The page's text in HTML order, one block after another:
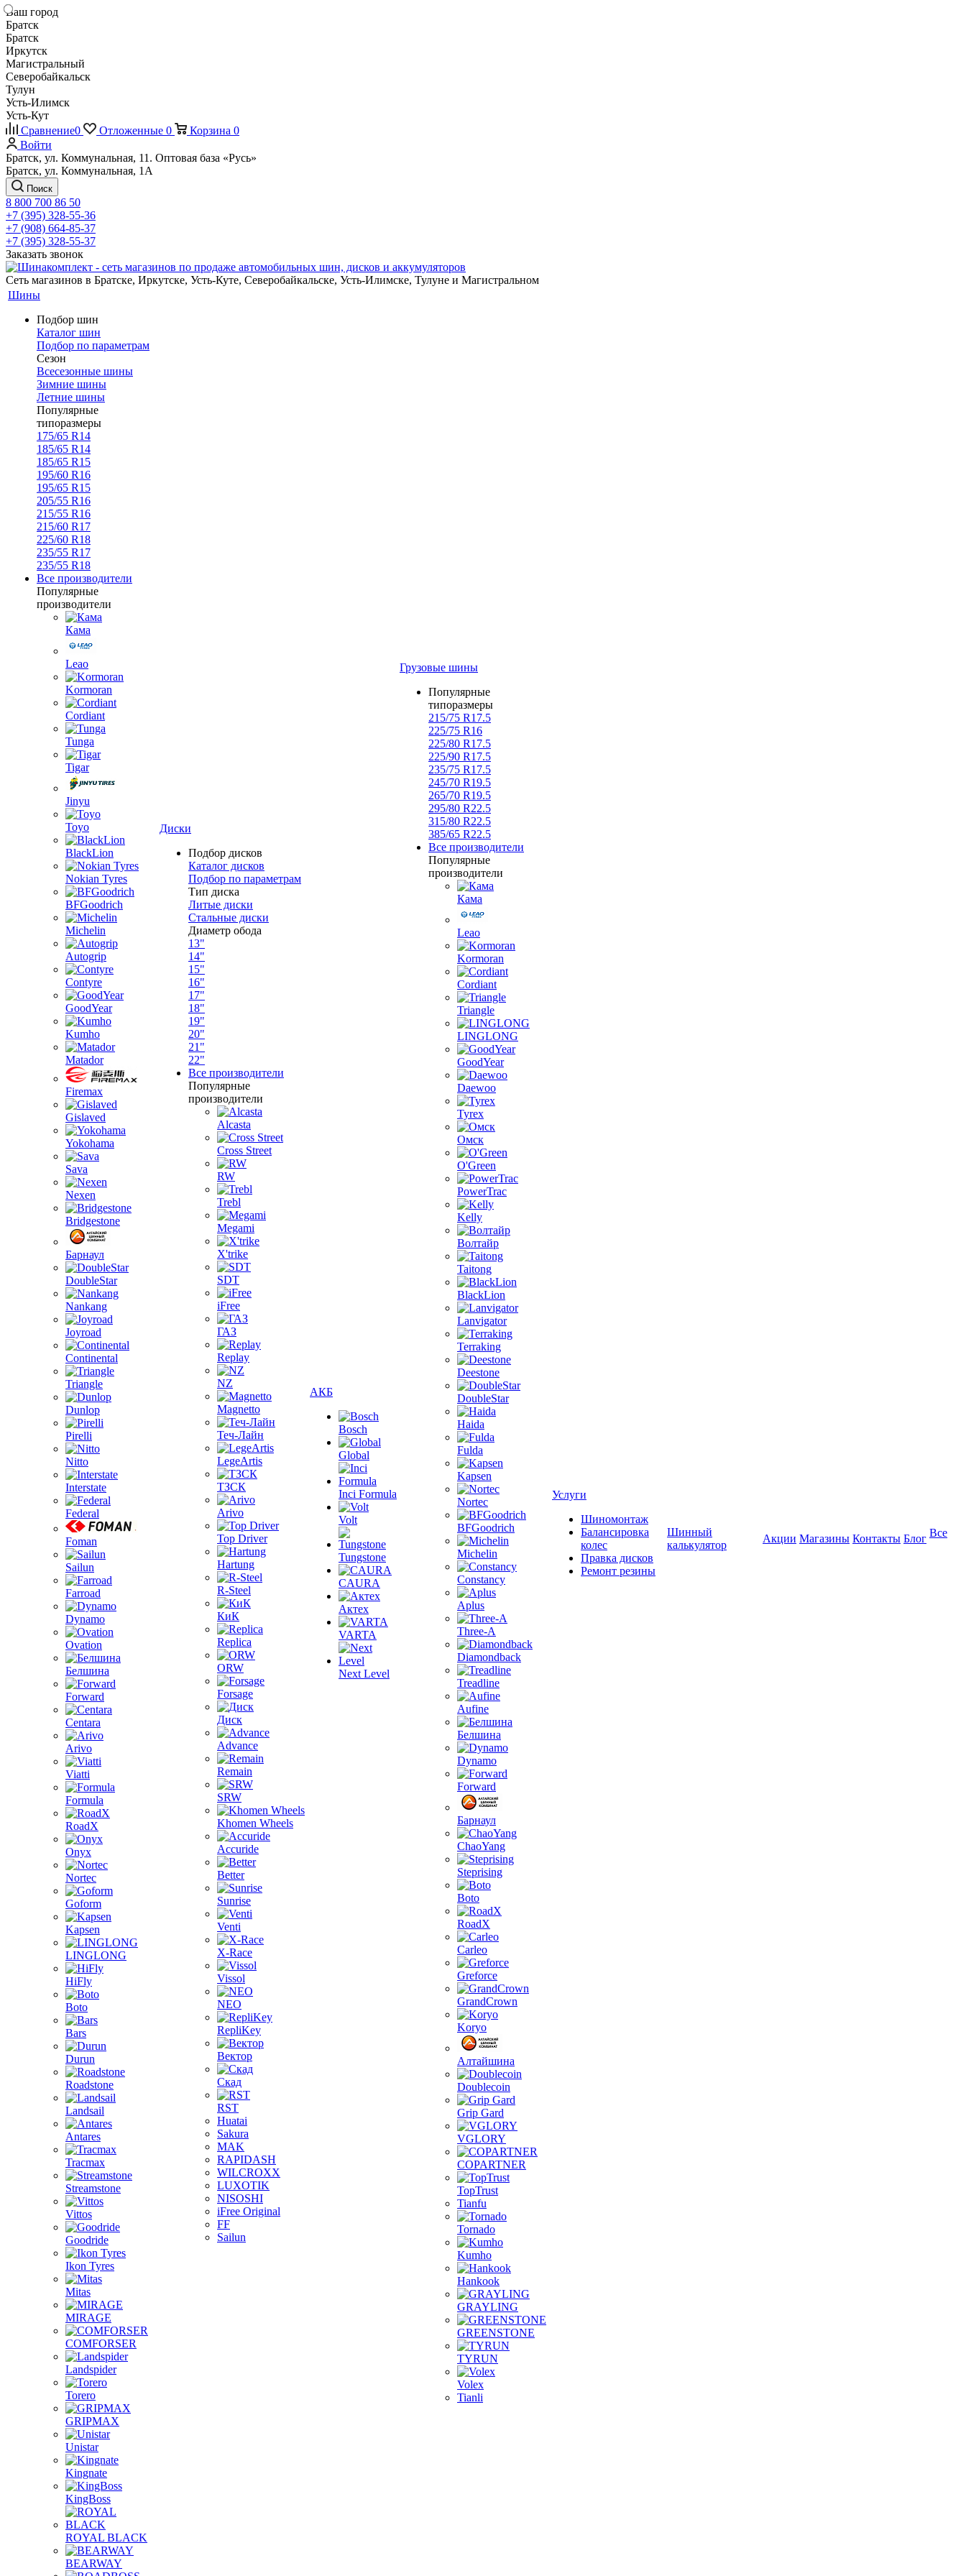
Ваш город
Братск
Братск
Иркутск
Магистральный
Северобайкальск
Тулун
Усть-Илимск
Усть-Кут
Сравнение0 Отложенные 0 Корзина 0
Войти
Братск, ул. Коммунальная, 11. Оптовая база «Русь»
Братск, ул. Коммунальная, 1А
Поиск
8 800 700 86 50
+7 (395) 328-55-36
+7 (908) 664-85-37
+7 (395) 328-55-37
Заказать звонок
Сеть магазинов в Братске, Иркутске, Усть-Куте, Северобайкальске, Усть-Илимске, Тулуне и Магистральном
Шины
Подбор шин
Каталог шин
Подбор по параметрам
Сезон
Всесезонные шины
Зимние шины
Летние шины
Популярные
типоразмеры
175/65 R14
185/65 R14
185/65 R15
195/60 R16
195/65 R15
205/55 R16
215/55 R16
215/60 R17
225/60 R18
235/55 R17
235/55 R18
Все производители
Популярные
производители
Кама
Leao
Kormoran
Cordiant
Tunga
Tigar
Jinyu
Toyo
BlackLion
Nokian Tyres
BFGoodrich
Michelin
Autogrip
Contyre
GoodYear
Kumho
Matador
Firemax
Gislaved
Yokohama
Sava
Nexen
Bridgestone
Барнаул
DoubleStar
Nankang
Joyroad
Continental
Triangle
Dunlop
Pirelli
Nitto
Interstate
Federal
Foman
Sailun
Farroad
Dynamo
Ovation
Белшина
Forward
Centara
Arivo
Viatti
Formula
RoadX
Onyx
Nortec
Goform
Kapsen
LINGLONG
HiFly
Boto
Bars
Durun
Roadstone
Landsail
Antares
Tracmax
Streamstone
Vittos
Goodride
Ikon Tyres
Mitas
MIRAGE
COMFORSER
Landspider
Torero
GRIPMAX
Unistar
Kingnate
KingBoss
ROYAL BLACK
BEARWAY
Диски
Подбор дисков
Каталог дисков
Подбор по параметрам
Тип диска
Литые диски
Стальные диски
Диаметр обода
13"
14"
15"
16"
17"
18"
19"
20"
21"
22"
Все производители
Популярные
производители
Alcasta
Cross Street
RW
Trebl
Megami
X'trike
SDT
iFree
ГАЗ
Replay
NZ
Magnetto
Теч-Лайн
LegeArtis
ТЗСК
Arivo
Top Driver
Hartung
R-Steel
КиК
Replica
ORW
Forsage
Диск
Advance
Remain
SRW
Khomen Wheels
Accuride
Better
Sunrise
Venti
X-Race
Vissol
NEO
RepliKey
Вектор
Скад
RST
Huatai
Sakura
MAK
RAPIDASH
WILCROXX
LUXOTIK
NISOSHI
iFree Original
FF
Sailun
АКБ
Bosch
Global
Inci Formula
Volt
Tungstone
CAURA
Актех
VARTA
Next Level
Грузовые шины
Популярные
типоразмеры
215/75 R17.5
225/75 R16
225/80 R17.5
225/90 R17.5
235/75 R17.5
245/70 R19.5
265/70 R19.5
295/80 R22.5
315/80 R22.5
385/65 R22.5
Все производители
Популярные
производители
Кама
Leao
Kormoran
Cordiant
Triangle
LINGLONG
GoodYear
Daewoo
Tyrex
Омск
O'Green
PowerTrac
Kelly
Волтайр
Taitong
BlackLion
Lanvigator
Terraking
Deestone
DoubleStar
Haida
Fulda
Kapsen
Nortec
BFGoodrich
Michelin
Constancy
Aplus
Three-A
Diamondback
Treadline
Aufine
Белшина
Dynamo
Forward
Барнаул
ChaoYang
Steprising
Boto
RoadX
Carleo
Greforce
GrandCrown
Koryo
Алтайшина
Doublecoin
Grip Gard
VGLORY
COPARTNER
TopTrust
Tianfu
Tornado
Kumho
Hankook
GRAYLING
GREENSTONE
TYRUN
Volex
Tianli
Услуги
Шиномонтаж
Балансировка
колес
Правка дисков
Ремонт резины
Шинный
калькулятор
Акции Магазины Контакты Блог Все